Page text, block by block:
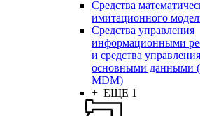
Средства
имитационного
Средства управления
информационными
и средства управления
основными данными
MDM)
+ ЕЩЕ 1